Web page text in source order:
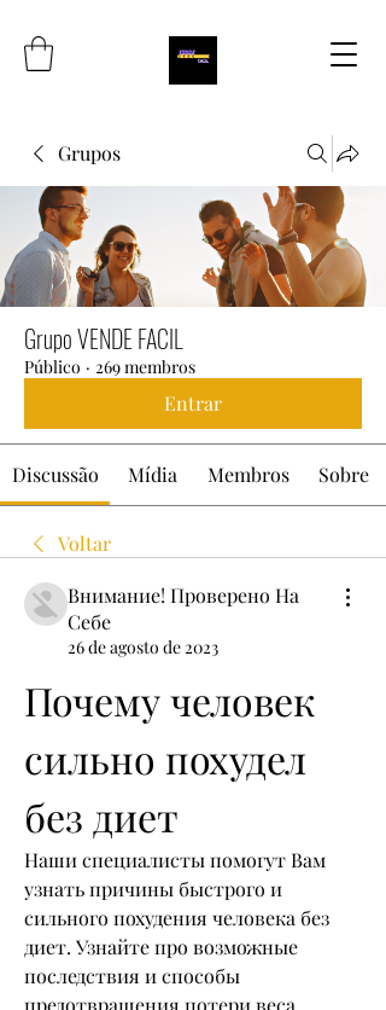
Grupos
Grupo VENDE FACIL
Público · 269 membros
Entrar
Discussão Mídia Membros Sobre
Voltar
Внимание! Проверено На
Себе
26 de agosto de 2023
Почему человек
сильно похудел
без диет
Наши специалисты помогут Вам
узнать причины быстрого и
сильного похудения человека без
диет. Узнайте про возможные
последствия и способы
предотвращения потери веса.